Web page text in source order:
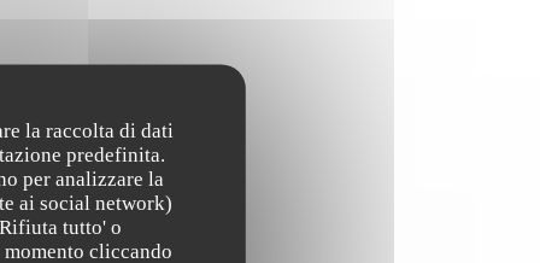
la raccolta di dati
predefinita.
per analizzare la
ai social network)
tutto' o
cliccando